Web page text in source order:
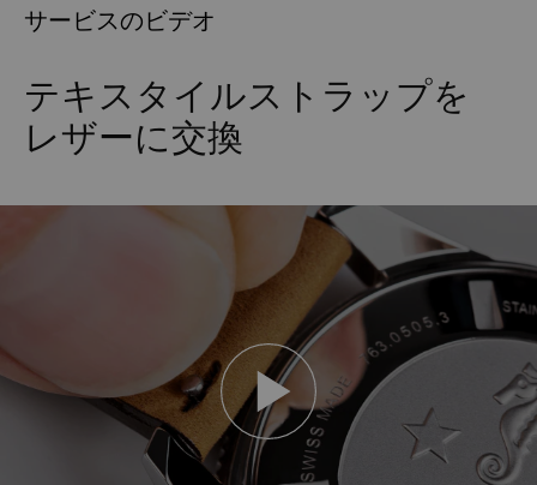
サービスのビデオ
テキスタイルストラップを
レザーに交換